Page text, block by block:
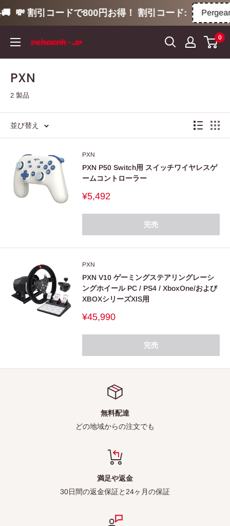
💸 割引コードで800円お得！ 割引コード:
テ
ス
ッ
0
PXN
2 製品
並び替え
PXN
PXN P50 Switch用 スイッチワイヤレスゲ
ームコントローラー
販
価
¥5,492
完売
PXN
PXN V10 ゲーミングステアリングレーシ
ングホイール PC / PS4 / XboxOne/および
XBOXシリーズXIS用
販
価
¥45,990
完売
無料配達
どの地域からの注文でも
満足や返金
30日間の返金保証と24ヶ月の保証